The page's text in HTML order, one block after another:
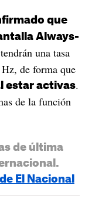
que
Always-
una tasa
de forma que
estar activas.
de la función
de última
El Nacional